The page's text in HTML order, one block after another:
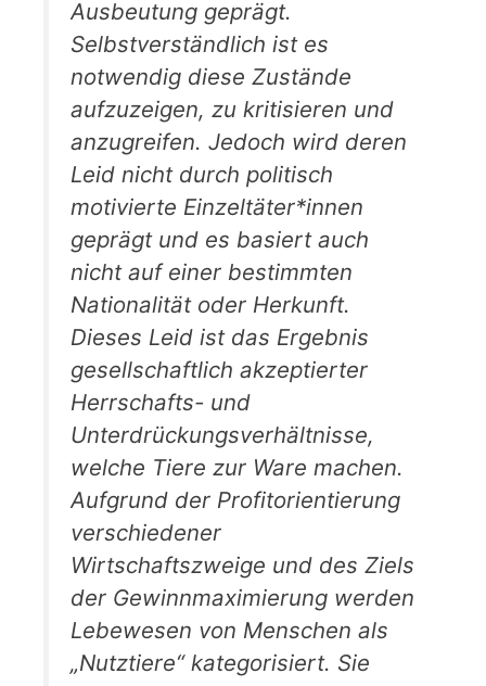
Ausbeutung geprägt.
Selbstverständlich ist es
notwendig diese Zustände
aufzuzeigen, zu kritisieren und
anzugreifen. Jedoch wird deren
Leid nicht durch politisch
motivierte Einzeltäter*innen
geprägt und es basiert auch
nicht auf einer bestimmten
Nationalität oder Herkunft.
Dieses Leid ist das Ergebnis
gesellschaftlich akzeptierter
Herrschafts- und
Unterdrückungsverhältnisse,
welche Tiere zur Ware machen.
Aufgrund der Profitorientierung
verschiedener
Wirtschaftszweige und des Ziels
der Gewinnmaximierung werden
Lebewesen von Menschen als
„Nutztiere“ kategorisiert. Sie